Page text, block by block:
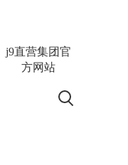
j9直营集团官
方网站